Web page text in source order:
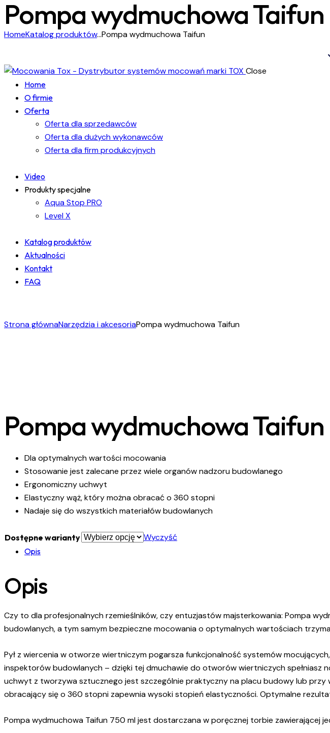
Pompa wydmuchowa Taifun
HomeKatalog produktów...Pompa wydmuchowa Taifun
Close
Home
O firmie
Oferta
Oferta dla sprzedawców
Oferta dla dużych wykonawców
Oferta dla firm produkcyjnych
Video
Produkty specjalne
Aqua Stop PRO
Level X
Katalog produktów
Aktualności
Kontakt
FAQ
1
Strona głównaNarzędzia i akcesoriaPompa wydmuchowa Taifun
Pompa wydmuchowa Taifun
Dla optymalnych wartości mocowania
Stosowanie jest zalecane przez wiele organów nadzoru budowlanego
Ergonomiczny uchwyt
Elastyczny wąż, który można obracać o 360 stopni
Nadaje się do wszystkich materiałów budowlanych
Dostępne warianty Wyczyść
Opis
Opis
Czy to dla profesjonalnych rzemieślników, czy entuzjastów majsterkowania: Pompa
budowlanych, a tym samym bezpieczne mocowania o optymalnych wartościach
Pył z wiercenia w otworze wiertniczym pogarsza funkcjonalność systemów
inspektorów budowlanych – dzięki tej dmuchawie do otworów wiertniczych spełniasz
uchwyt z tworzywa sztucznego jest szczególnie praktyczny na placu budowy lub przy
obracający się o 360 stopni zapewnia wysoki stopień elastyczności. Optymalne
Pompa wydmuchowa Taifun 750 ml jest dostarczana w poręcznej torbie zawierającej